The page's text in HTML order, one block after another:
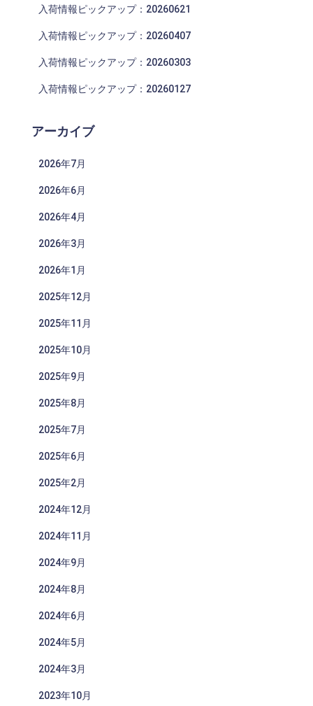
入荷情報ピックアップ：20260621
入荷情報ピックアップ：20260407
入荷情報ピックアップ：20260303
入荷情報ピックアップ：20260127
アーカイブ
2026年7月
2026年6月
2026年4月
2026年3月
2026年1月
2025年12月
2025年11月
2025年10月
2025年9月
2025年8月
2025年7月
2025年6月
2025年2月
2024年12月
2024年11月
2024年9月
2024年8月
2024年6月
2024年5月
2024年3月
2023年10月